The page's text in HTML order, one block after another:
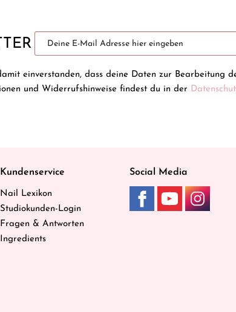
einverstanden, dass deine Daten zur Bearbeitung
und Widerrufshinweise findest du in der
Kundenservice
Nail Lexikon
Studiokunden-Login
Fragen & Antworten
Ingredients
Social Media